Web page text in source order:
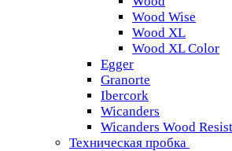
Wood Wise
Wood XL
Wood XL Color
Egger
Granorte
Ibercork
Wicanders
Wicanders Wood
Техническая пробка